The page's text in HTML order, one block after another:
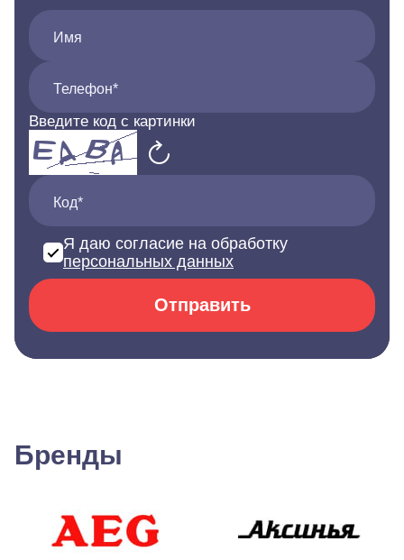
Имя
Телефон*
Введите код с картинки
Код*
Я даю согласие на обработку
персональных данных
Отправить
Бренды